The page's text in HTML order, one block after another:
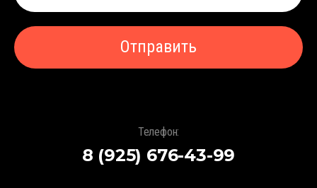
Телефон:
8 (925) 676-43-99
Отправить